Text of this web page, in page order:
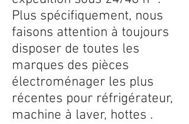
Plus spécifiquement, nous
faisons attention à toujours
disposer de toutes les
marques des pièces
électroménager les plus
récentes pour réfrigérateur,
machine à laver, hottes .